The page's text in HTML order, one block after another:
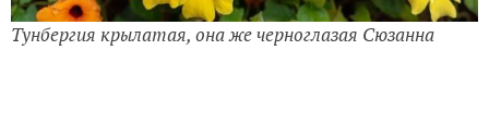
Тунбергия крылатая, она же черноглазая Сюзанна